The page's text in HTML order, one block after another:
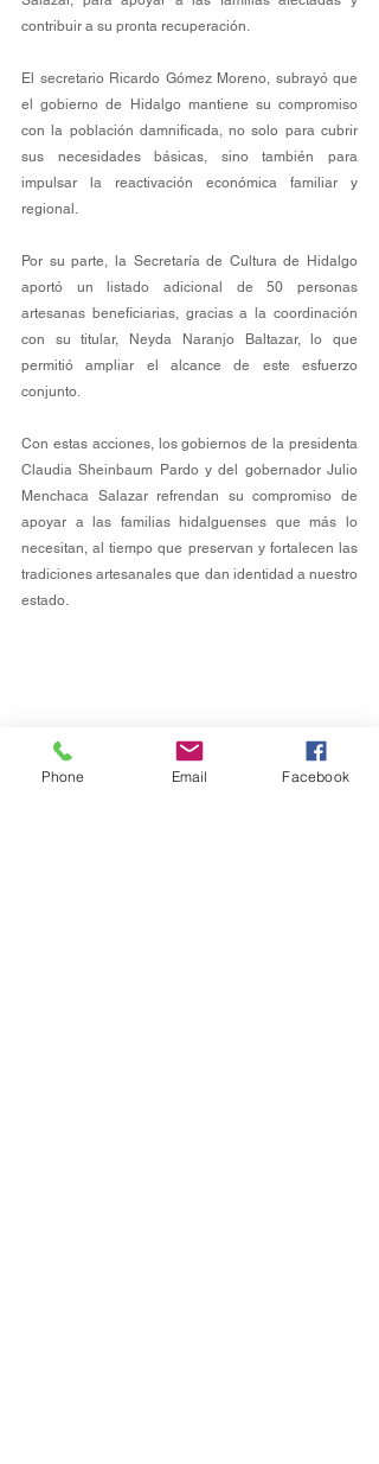
contribuir a su pronta recuperación.
El secretario Ricardo Gómez Moreno, subrayó que
el gobierno de Hidalgo mantiene su compromiso
con la población damnificada, no solo para cubrir
sus necesidades básicas, sino también para
impulsar la reactivación económica familiar y
regional.
Por su parte, la Secretaría de Cultura de Hidalgo
aportó un listado adicional de 50 personas
artesanas beneficiarias, gracias a la coordinación
con su titular, Neyda Naranjo Baltazar, lo que
permitió ampliar el alcance de este esfuerzo
conjunto.
Con estas acciones, los gobiernos de la presidenta
Claudia Sheinbaum Pardo y del gobernador Julio
Menchaca Salazar refrendan su compromiso de
apoyar a las familias hidalguenses que más lo
necesitan, al tiempo que preservan y fortalecen las
tradiciones artesanales que dan identidad a nuestro
estado.
Phone Email Facebook